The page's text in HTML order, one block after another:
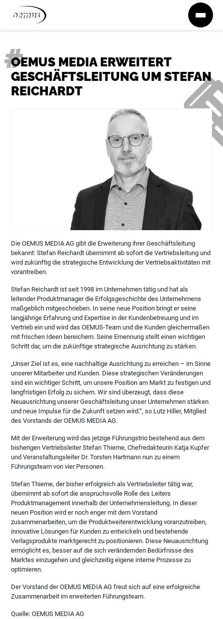
Zum Inhalt springen
OEMUS MEDIA ERWEITERT
GESCHÄFTS­LEITUNG UM STEFAN
REICHARDT
Die OEMUS MEDIA AG gibt die Erweiterung ihrer Geschäftsleitung
bekannt: Stefan Reichardt übernimmt ab sofort die Vertriebsleitung und
wird zukünftig die strategische Entwicklung der Vertriebsaktivitäten mit
vorantreiben.
Stefan Reichardt ist seit 1998 im Unternehmen tätig und hat als
leitender Produktmanager die Erfolgsgeschichte des Unternehmens
maßgeblich mitgeschrieben. In seine neue Position bringt er seine
langjährige Erfahrung und Expertise in der Kundenbetreuung und im
Vertrieb ein und wird das OEMUS-Team und die Kunden gleichermaßen
mit frischen Ideen bereichern. Seine Ernennung stellt einen wichtigen
Schritt dar, um die zukünftige strategische Ausrichtung zu stärken.
„Unser Ziel ist es, eine nachhaltige Ausrichtung zu erreichen – im Sinne
unserer Mitarbeiter und Kunden. Diese strategischen Veränderungen
sind ein wichtiger Schritt, um unsere Position am Markt zu festigen und
langfristigen Erfolg zu sichern. Wir sind überzeugt, dass diese
Neuausrichtung unserer Geschäftsleitung unser Unternehmen stärken
und neue Impulse für die Zukunft setzen wird.“, so Lutz Hiller, Mitglied
des Vorstands der OEMUS MEDIA AG.
Mit der Erweiterung wird das jetzige Führungstrio bestehend aus dem
bisherigen Vertriebsleiter Stefan Thieme, Chefredakteurin Katja Kupfer
und Veranstaltungsleiter Dr. Torsten Hartmann nun zu einem
Führungsteam von vier Personen.
Stefan Thieme, der bisher erfolgreich als Vertriebsleiter tätig war,
übernimmt ab sofort die anspruchsvolle Rolle des Leiters
Produktmanagement innerhalb der Unternehmensleitung. In dieser
neuen Position wird er noch enger mit dem Vorstand
zusammenarbeiten, um die Produktweiterentwicklung voranzutreiben,
innovative Lösungen für Kunden zu entwickeln und bestehende
Verlagsprodukte marktgerecht zu positionieren. Diese Neuausrichtung
ermöglicht es, besser auf die sich verändernden Bedürfnisse des
Marktes einzugehen und gleichzeitig eigene interne Prozesse zu
optimieren.
Der Vorstand der OEMUS MEDIA AG freut sich auf eine erfolgreiche
Zusammenarbeit im erweiterten Führungsteam.
Quelle: OEMUS MEDIA AG